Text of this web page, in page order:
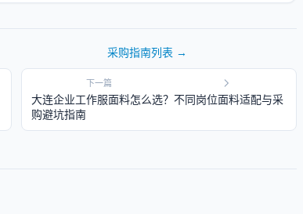
采购指南列表 →
下一篇
大连企业工作服面料怎么选？不同岗位面料适配与采
购避坑指南